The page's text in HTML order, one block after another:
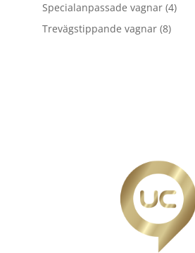
Specialanpassade vagnar 44
Trevägstippande vagnar 88